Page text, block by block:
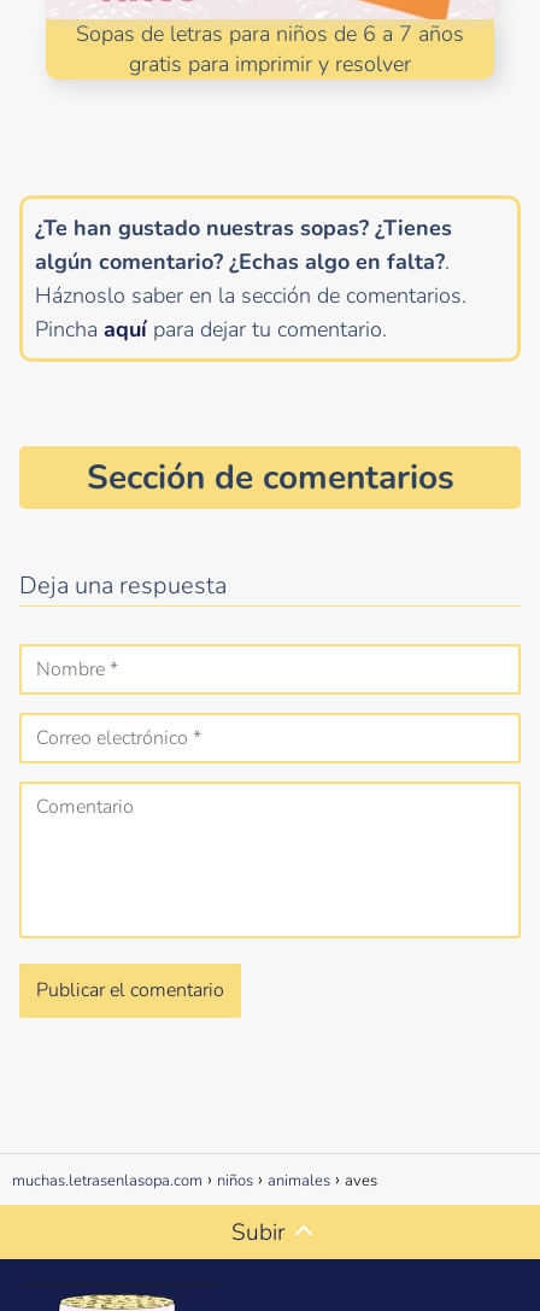
Sopas de letras para niños de 6 a 7 años
gratis para imprimir y resolver
¿Te han gustado nuestras sopas? ¿Tienes
algún comentario? ¿Echas algo en falta?.
Háznoslo saber en la sección de comentarios.
Pincha aquí para dejar tu comentario.
Sección de comentarios
Deja una respuesta
muchas.letrasenlasopa.com niños animales aves
Subir